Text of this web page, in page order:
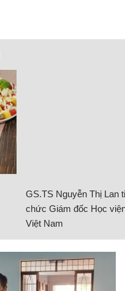
GS.TS Nguyễn Thị Lan
chức Giám đốc Học
Việt Nam